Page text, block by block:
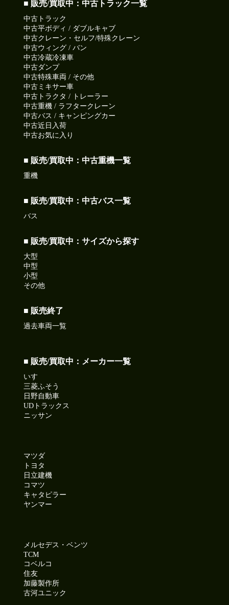
■ 販売/買取中：中古トラック一覧
中古トラック
中古平ボディ / ダブルキャブ
中古クレーン・セルフ/特殊クレーン
中古ウィング / バン
中古冷蔵冷凍車
中古ダンプ
中古特殊車両 / その他
中古ミキサー車
中古トラクタ / トレーラー
中古重機 / ラフタークレーン
中古バス / キャンピングカー
中古近日入荷
中古お気に入り
■ 販売/買取中：中古重機一覧
重機
■ 販売/買取中：中古バス一覧
バス
■ 販売/買取中：サイズから探す
大型
中型
小型
その他
■ 販売終了
過去車両一覧
■ 販売/買取中：メーカー一覧
いすゞ
三菱ふそう
日野自動車
UDトラックス
ニッサン
マツダ
トヨタ
日立建機
コマツ
キャタピラー
ヤンマー
メルセデス・ベンツ
TCM
コベルコ
住友
加藤製作所
古河ユニック